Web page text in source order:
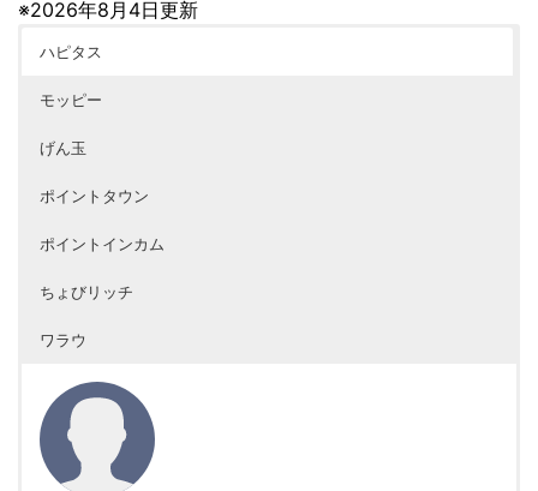
※2026年8月4日更新
ハピタス
モッピー
げん玉
ポイントタウン
ポイントインカム
ちょびリッチ
ワラウ